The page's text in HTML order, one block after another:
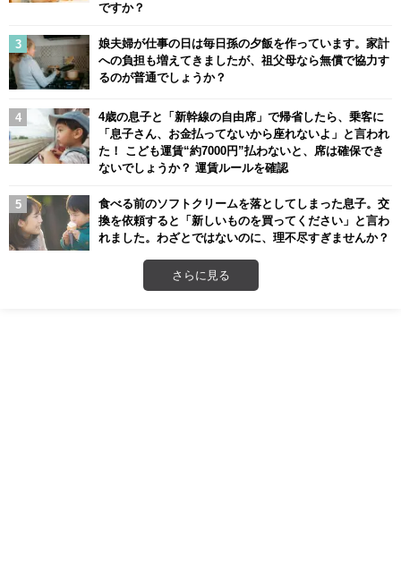
ですか？
娘夫婦が仕事の日は毎日孫の夕飯を作っています。家計
への負担も増えてきましたが、祖父母なら無償で協力す
るのが普通でしょうか？
4歳の息子と「新幹線の自由席」で帰省したら、乗客に
「息子さん、お金払ってないから座れないよ」と言われ
た！ こども運賃“約7000円”払わないと、席は確保でき
ないでしょうか？ 運賃ルールを確認
食べる前のソフトクリームを落としてしまった息子。交
換を依頼すると「新しいものを買ってください」と言わ
れました。わざとではないのに、理不尽すぎませんか？
さらに見る